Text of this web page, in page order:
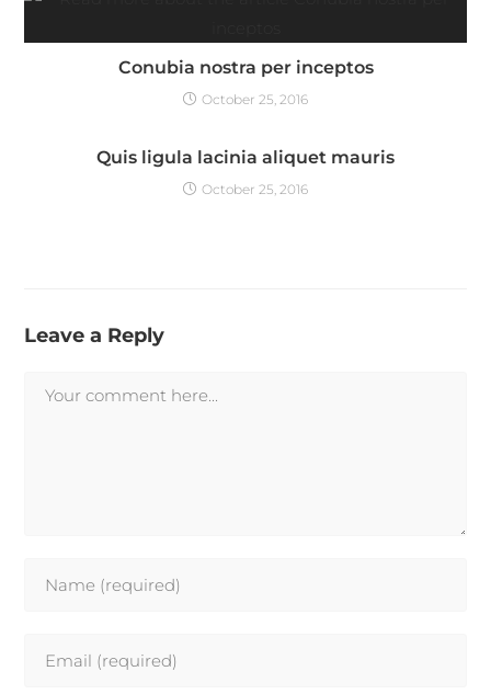
Conubia nostra per inceptos
October 25, 2016
Quis ligula lacinia aliquet mauris
October 25, 2016
Leave a Reply